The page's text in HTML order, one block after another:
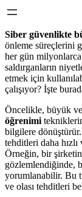
Siber güvenlikte
önleme süreçlerini
her gün
saldırganların
etmek için
çalışıyor? İşte
Öncelikle, büyük
öğrenimi
bilgilere
tehditleri daha hızlı
Örneğin, bir şirketin
gözlemlendiğinde,
yorumlanabilir. Bu
ve olası tehditleri